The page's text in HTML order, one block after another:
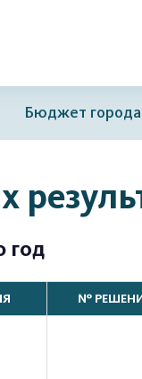
Бюджет города
год
№